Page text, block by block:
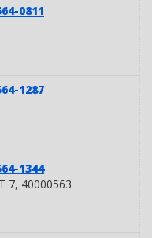
0811
1287
1344
7, 40000563